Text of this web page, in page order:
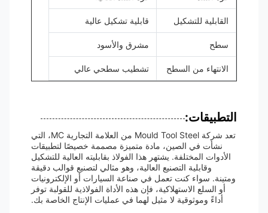
القابلية للتشكيل قابلية تشكيل عالية
مشرق والأسود
الانتهاء من السطح تشطيب سطحي عالي
التطبيقات:
تعد شركة Mould Tool Steel من العلامة التجارية MC، التي
نشأت في الصين، مادة متميزة مصممة خصيصًا لتطبيقات
الأدوات المختلفة. يشتهر هذا الفولاذ بقابليته العالية للتشكيل
وقابلية التصنيع العالية، وهو مثالي لتصنيع قوالب دقيقة
ومتينة. سواء كنت تعمل في صناعة السيارات أو الإلكترونيات
أو السلع الاستهلاكية، فإن هذه الأداة الفولاذية للقولبة توفر
أداءً وموثوقية لا مثيل لهما في عمليات الإنتاج الخاصة بك.